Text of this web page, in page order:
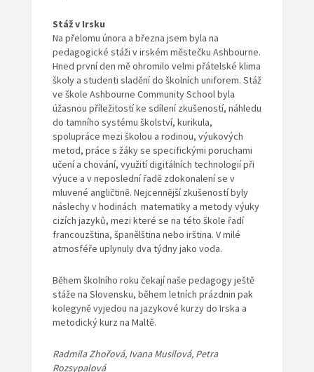
Stáž v Irsku
Na přelomu února a března jsem byla na
pedagogické stáži v irském městečku Ashbourne.
Hned první den mě ohromilo velmi přátelské klima
školy a studenti sladění do školních uniforem. Stáž
ve škole Ashbourne Community School byla
úžasnou příležitostí ke sdílení zkušeností, náhledu
do tamního systému školství, kurikula,
spolupráce mezi školou a rodinou, výukových
metod, práce s žáky se specifickými poruchami
učení a chování, využití digitálních technologií při
výuce a v neposlední řadě zdokonalení se v
mluvené angličtině. Nejcennější zkušeností byly
náslechy v hodinách matematiky a metody výuky
cizích jazyků, mezi které se na této škole řadí
francouzština, španělština nebo irština. V milé
atmosféře uplynuly dva týdny jako voda.
Během školního roku čekají naše pedagogy ještě
stáže na Slovensku, během letních prázdnin pak
kolegyně vyjedou na jazykové kurzy do Irska a
metodický kurz na Maltě.
Radmila Zhořová, Ivana Musilová, Petra
Rozsypalová